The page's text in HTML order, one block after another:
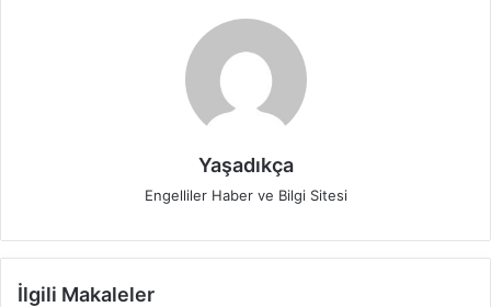
Yaşadıkça
Engelliler Haber ve Bilgi Sitesi
İlgili Makaleler